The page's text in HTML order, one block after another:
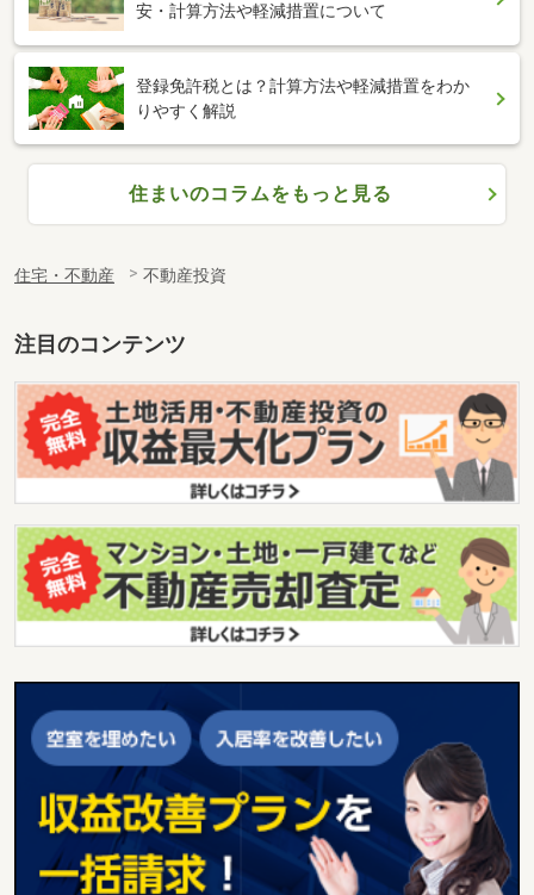
安・計算方法や軽減措置について
登録免許税とは？計算方法や軽減措置をわか
りやすく解説
住まいのコラムをもっと見る
住宅・不動産 不動産投資
注目のコンテンツ